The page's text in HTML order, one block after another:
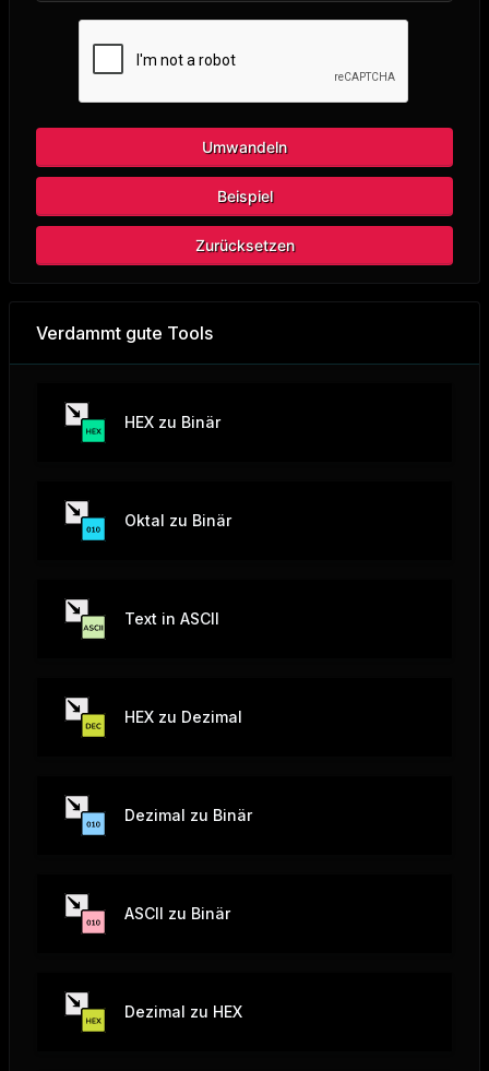
Umwandeln
Beispiel
Zurücksetzen
Verdammt gute Tools
HEX zu Binär
Oktal zu Binär
Text in ASCII
HEX zu Dezimal
Dezimal zu Binär
ASCII zu Binär
Dezimal zu HEX